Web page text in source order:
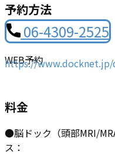
予約方法
06-4309-2525
WEB予約
https://
料金
●脳ドック（頭部MRI/
ス：